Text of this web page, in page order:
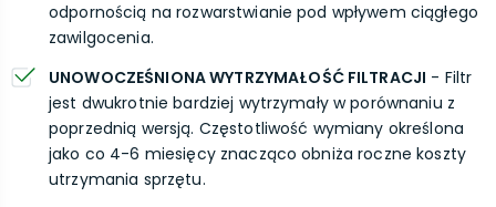
odpornością na rozwarstwianie pod wpływem ciągłego
zawilgocenia.
UNOWOCZEŚNIONA WYTRZYMAŁOŚĆ FILTRACJI - Filtr
jest dwukrotnie bardziej wytrzymały w porównaniu z
poprzednią wersją. Częstotliwość wymiany określona
jako co 4-6 miesięcy znacząco obniża roczne koszty
utrzymania sprzętu.